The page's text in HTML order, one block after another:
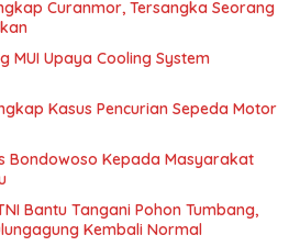
Curanmor, Tersangka Seorang
MUI Upaya Cooling System
Kasus Pencurian Sepeda Motor
Bondowoso Kepada Masyarakat
Bantu Tangani Pohon Tumbang,
Kembali Normal